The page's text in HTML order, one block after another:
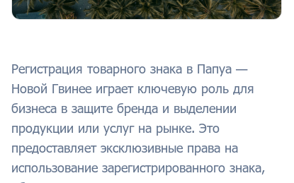
Регистрация товарного знака в Папуа —
Новой Гвинее играет ключевую роль для
бизнеса в защите бренда и выделении
продукции или услуг на рынке. Это
предоставляет эксклюзивные права на
использование зарегистрированного знака,